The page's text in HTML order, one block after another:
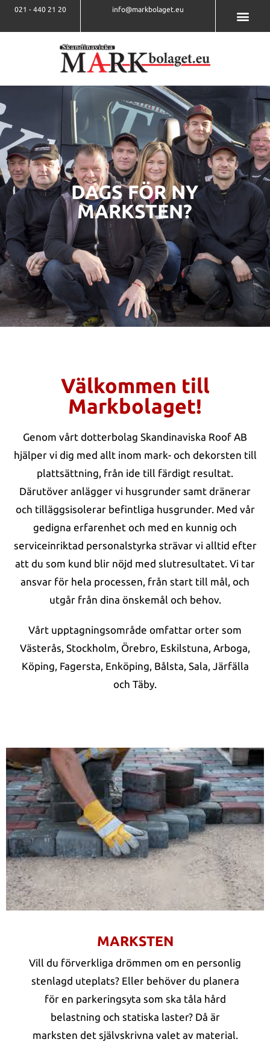
021 - 440 21 20 info@markbolaget.eu
DAGS FÖR NY
MARKSTEN?
Välkommen till
Markbolaget!
Genom vårt dotterbolag Skandinaviska Roof AB
hjälper vi dig med allt inom mark- och dekorsten till
plattsättning, från ide till färdigt resultat.
Därutöver anlägger vi husgrunder samt dränerar
och tilläggsisolerar befintliga husgrunder. Med vår
gedigna erfarenhet och med en kunnig och
serviceinriktad personalstyrka strävar vi alltid efter
att du som kund blir nöjd med slutresultatet. Vi tar
ansvar för hela processen, från start till mål, och
utgår från dina önskemål och behov.
Vårt upptagningsområde omfattar orter som
Västerås, Stockholm, Örebro, Eskilstuna, Arboga,
Köping, Fagersta, Enköping, Bålsta, Sala, Järfälla
och Täby.
MARKSTEN
Vill du förverkliga drömmen om en personlig
stenlagd uteplats? Eller behöver du planera
för en parkeringsyta som ska tåla hård
belastning och statiska laster? Då är
marksten det självskrivna valet av material.